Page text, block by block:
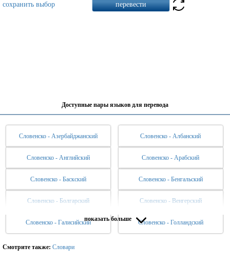
сохранить выбор
Доступные пары языков для перевода
Словенско - Азербайджанский Словенско - Албанский
Словенско - Английский Словенско - Арабский
Словенско - Баскский Словенско - Бенгальский
Словенско - Болгарский Словенско - Венгерский
Словенско - Галисийский Словенско - Голландский
Словенско - Греческий Словенско - Датский
Словенско - Иврит
показать больше
Смотрите также: Словари